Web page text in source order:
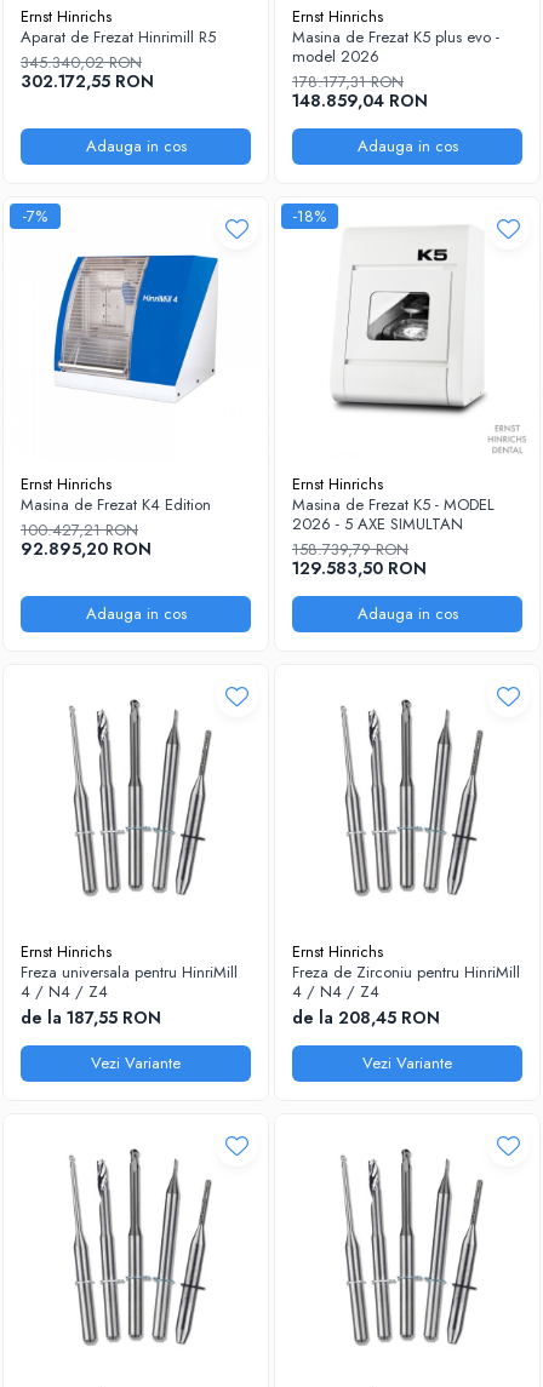
Ernst Hinrichs
Aparat de Frezat Hinrimill R5
345.340,02 RON
302.172,55 RON
Adauga in cos
Ernst Hinrichs
Masina de Frezat K5 plus evo -
model 2026
178.177,31 RON
148.859,04 RON
Adauga in cos
-7%
Ernst Hinrichs
Masina de Frezat K4 Edition
100.427,21 RON
92.895,20 RON
Adauga in cos
-18%
Ernst Hinrichs
Masina de Frezat K5 - MODEL
2026 - 5 AXE SIMULTAN
158.739,79 RON
129.583,50 RON
Adauga in cos
Ernst Hinrichs
Freza universala pentru HinriMill
4 / N4 / Z4
de la 187,55 RON
Vezi Variante
Ernst Hinrichs
Freza de Zirconiu pentru HinriMill
4 / N4 / Z4
de la 208,45 RON
Vezi Variante